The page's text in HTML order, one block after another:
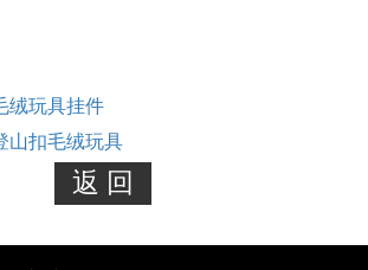
绒玩具挂件
山扣毛绒玩具